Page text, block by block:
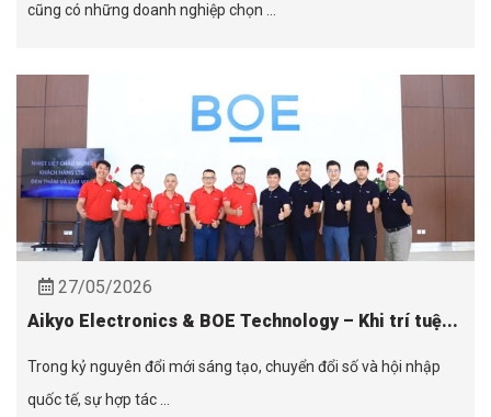
cũng có những doanh nghiệp chọn ...
27/05/2026
Aikyo Electronics & BOE Technology – Khi trí tuệ...
Trong kỷ nguyên đổi mới sáng tạo, chuyển đổi số và hội nhập
quốc tế, sự hợp tác ...